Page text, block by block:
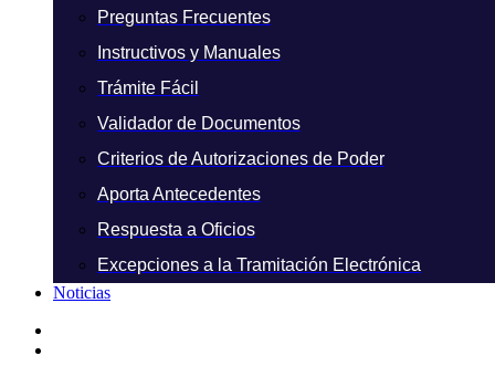
Preguntas Frecuentes
Instructivos y Manuales
Trámite Fácil
Validador de Documentos
Criterios de Autorizaciones de Poder
Aporta Antecedentes
Respuesta a Oficios
Excepciones a la Tramitación Electrónica
Noticias